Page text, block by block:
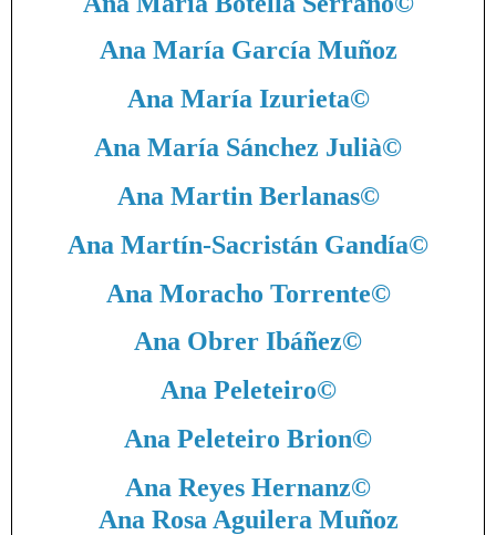
Ana María García Muñoz
Ana María Izurieta©
Ana María Sánchez Julià©
Ana Martin Berlanas©
Ana Martín-Sacristán Gandía©
Ana Moracho Torrente©
Ana Obrer Ibáñez©
Ana Peleteiro©
Ana Peleteiro Brion©
Ana Reyes Hernanz©
Ana Rosa Aguilera Muñoz